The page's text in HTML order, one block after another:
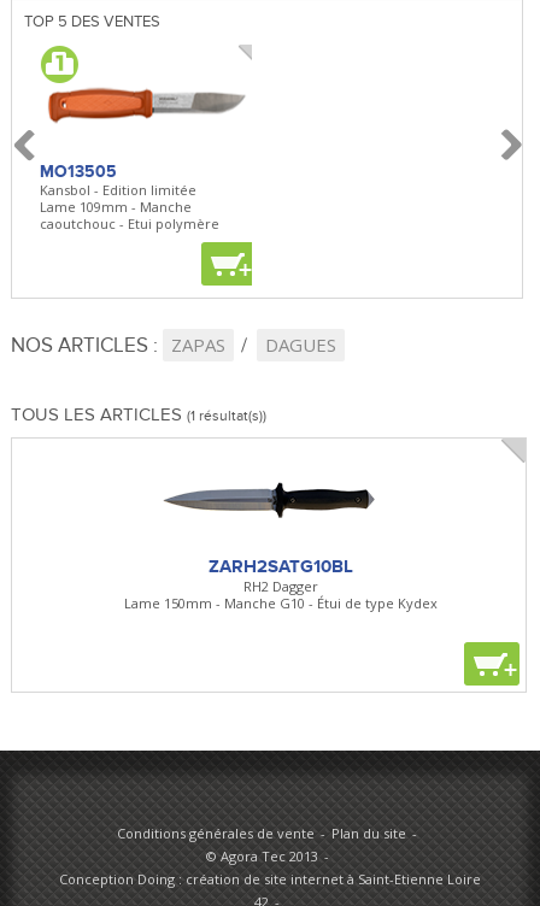
TOP 5 DES VENTES
MO13505
Kansbol - Edition limitée
Lame 109mm - Manche
caoutchouc - Etui polymère
+
NOS ARTICLES : ZAPAS DAGUES
TOUS LES ARTICLES (1 résultat(s))
ZARH2SATG10BL
RH2 Dagger
Lame 150mm - Manche G10 - Étui de type Kydex
+
Conditions générales de vente
Plan du site
© Agora Tec 2013
Conception Doing : création de site internet à Saint-Etienne Loire
42